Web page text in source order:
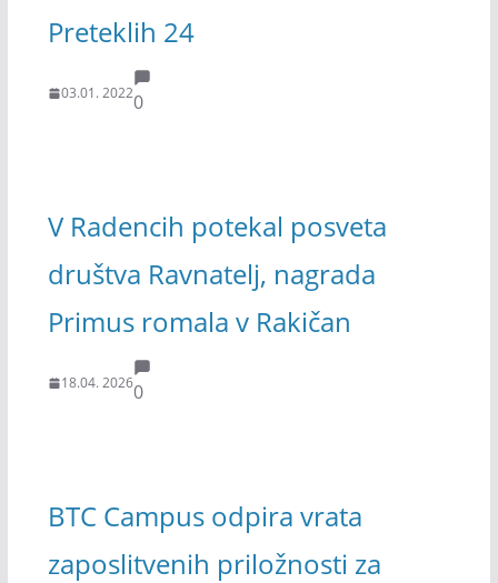
Preteklih 24
03.01. 20220
V Radencih potekal posveta
društva Ravnatelj, nagrada
Primus romala v Rakičan
18.04. 20260
BTC Campus odpira vrata
zaposlitvenih priložnosti za